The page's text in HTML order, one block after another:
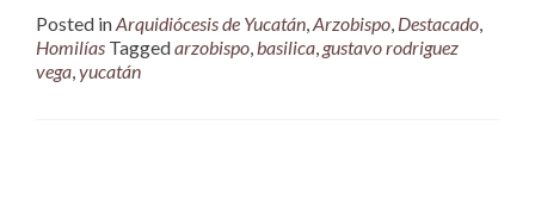
Posted inArquidiócesis de Yucatán,Arzobispo, Destacado,
Homilías Taggedarzobispo,basilica, gustavo rodriguez
vega,yucatán